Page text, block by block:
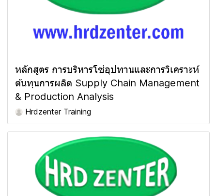
หลักสูตร การบริหารโซ่อุปทานและการวิเคราะห์
ต้นทุนการผลิต Supply Chain Management
& Production Analysis
Hrdzenter Training